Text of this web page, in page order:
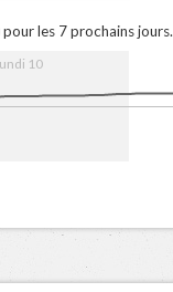
pour les 7 prochains jours.
10